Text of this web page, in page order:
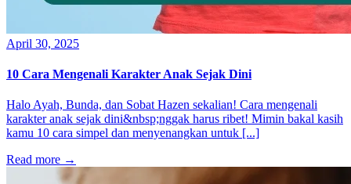
April 30, 2025
10 Cara Mengenali Karakter Anak Sejak Dini
Halo Ayah, Bunda, dan Sobat Hazen sekalian! Cara mengenali
karakter anak sejak dini&nbsp;nggak harus ribet! Mimin bakal kasih
kamu 10 cara simpel dan menyenangkan untuk [...]
Read more →